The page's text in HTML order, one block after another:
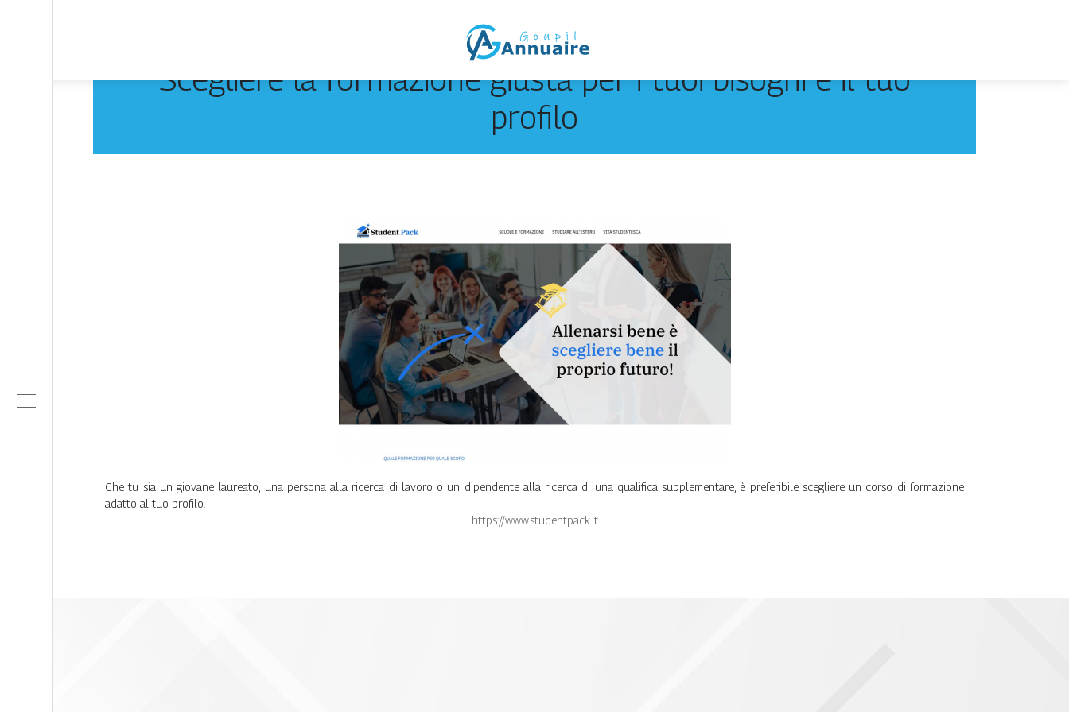
Scegliere la formazione giusta per i tuoi bisogni e il tuo
profilo
Che tu sia un giovane laureato, una persona alla ricerca di lavoro o un dipendente alla ricerca di una qualifica supplementare, è preferibile scegliere un corso di formazione
adatto al tuo profilo.
https://www.studentpack.it